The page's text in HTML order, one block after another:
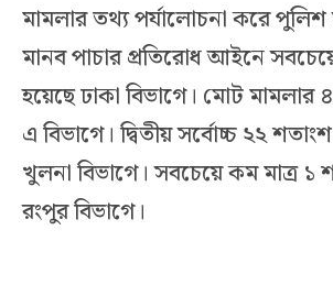
মামলার তথ্য পর্যালোচনা করে পুলিশ
মানব পাচার প্রতিরোধ আইনে
হয়েছে ঢাকা বিভাগে। মোট মামলার
এ বিভাগে। দ্বিতীয় সর্বোচ্চ ২২
খুলনা বিভাগে। সবচেয়ে কম মাত্র ১
রংপুর বিভাগে।